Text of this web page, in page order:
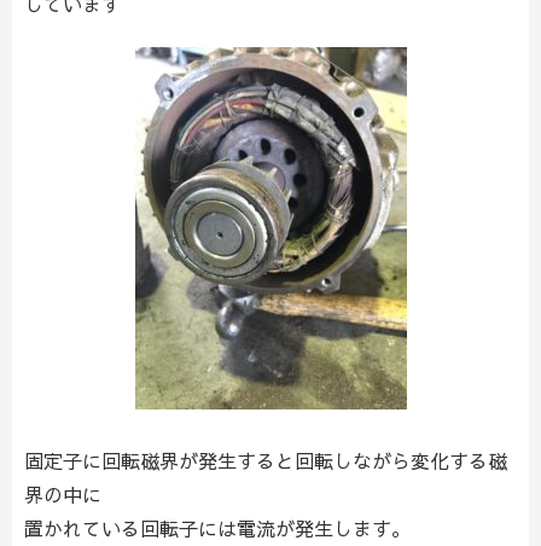
固定子に回転磁界が発生すると回転しながら変化する磁
界の中に
置かれている回転子には電流が発生します。